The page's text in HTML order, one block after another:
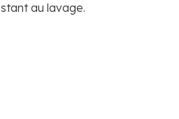
au lavage.